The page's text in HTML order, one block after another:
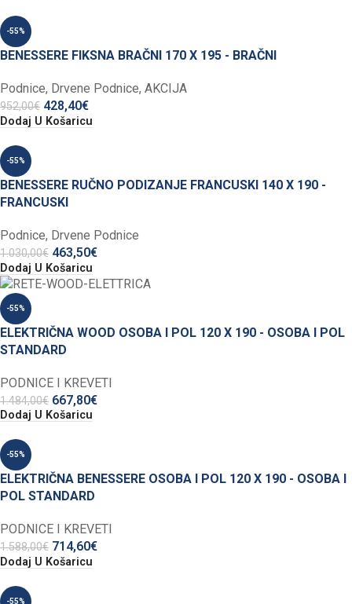
-55%
BENESSERE FIKSNA BRAČNI 170 X 195 - BRAČNI
Podnice, Drvene Podnice, AKCIJA
952,00€ 428,40€
Dodaj U Košaricu
-55%
BENESSERE RUČNO PODIZANJE FRANCUSKI 140 X 190 -
FRANCUSKI
Podnice, Drvene Podnice
1.030,00€ 463,50€
Dodaj U Košaricu
-55%
ELEKTRIČNA WOOD OSOBA I POL 120 X 190 - OSOBA I POL
STANDARD
PODNICE I KREVETI
1.484,00€ 667,80€
Dodaj U Košaricu
-55%
ELEKTRIČNA BENESSERE OSOBA I POL 120 X 190 - OSOBA I
POL STANDARD
PODNICE I KREVETI
1.588,00€ 714,60€
Dodaj U Košaricu
-55%